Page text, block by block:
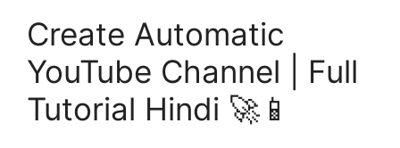
Create Automatic
YouTube Channel | Full
Tutorial Hindi 🚀📱